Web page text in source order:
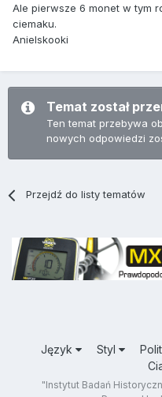
Ale pierwsze 6 monet w tym
ciemaku.
Anielskooki
Temat został
Ten temat przebywa
nowych odpowiedzi
Przejdź do listy tematów
Język Styl
"Instytut Badań